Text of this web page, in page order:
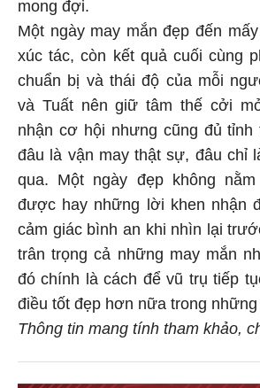
mong đợi.
Một ngày may mắn đẹp đến
xúc tác, còn kết quả cuối cùng
chuẩn bị và thái độ của mỗi
và Tuất nên giữ tâm thế cởi
nhận cơ hội nhưng cũng đủ tỉnh
đâu là vận may thật sự, đâu chỉ
qua. Một ngày đẹp không
được hay những lời khen nhận
cảm giác bình an khi nhìn lại
trân trọng cả những may mắn
đó chính là cách để vũ trụ tiếp
điều tốt đẹp hơn nữa trong những
Thông tin mang tính tham khảo,